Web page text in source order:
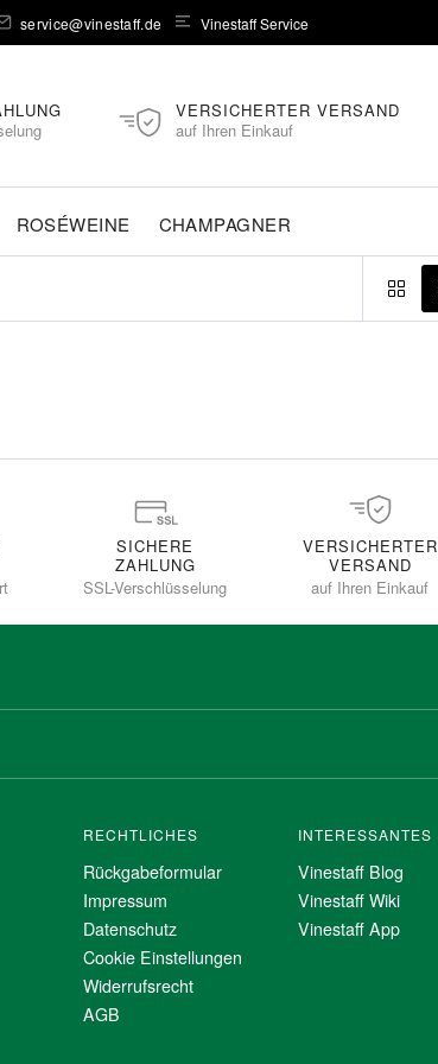
service@vinestaff.de Vinestaff Service
VERSICHERTER VERSAND
auf Ihren Einkauf
ROSÉWEINE CHAMPAGNER
SICHERE
ZAHLUNG
SSL-Verschlüsselung
VERSICHERTER
VERSAND
auf Ihren Einkauf
RECHTLICHES
Rückgabeformular
Impressum
Datenschutz
Cookie Einstellungen
Widerrufsrecht
AGB
INTERESSANTES
Vinestaff Blog
Vinestaff Wiki
Vinestaff App